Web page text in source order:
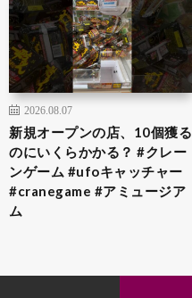
2026.08.07
新規オープンの店、10個獲る
のにいくらかかる？ #クレー
ンゲーム #ufoキャッチャー
#cranegame #アミュージア
ム